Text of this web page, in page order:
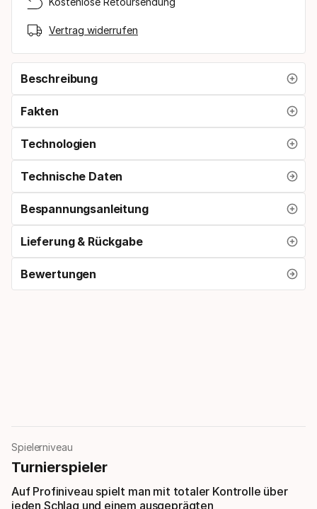
Vertrag widerrufen
Beschreibung
Fakten
Technologien
Technische Daten
Bespannungsanleitung
Lieferung & Rückgabe
Bewertungen
Spielerniveau
Turnierspieler
Auf Profiniveau spielt man mit totaler Kontrolle über
jeden Schlag und einem ausgeprägten